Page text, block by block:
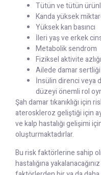
Tütün ve tütün
Kanda yüksek
Yüksek kan basıncı
İleri yaş ve erkek
Metabolik sendrom
Fiziksel aktivite azlığı
Ailede damar
İnsülin direnci veya
düzeyi önemli rol
Şah damar tıkanıklığı için
ateroskleroz geliştiği için
ve kalp hastalığı gelişimi
oluşturmaktadırlar.
Bu risk faktörlerine sahip
hastalığına